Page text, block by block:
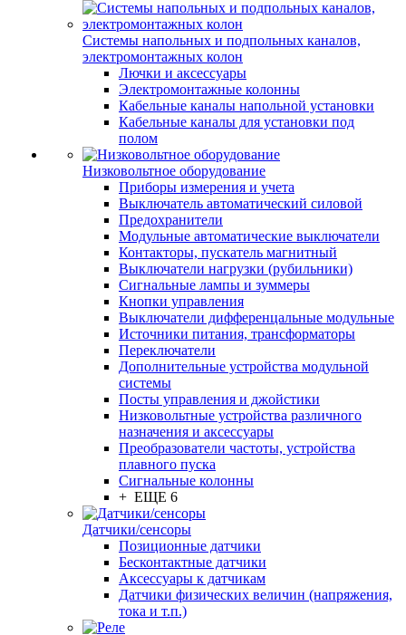
Системы напольных и подпольных каналов,
электромонтажных колон
Лючки и аксессуары
Электромонтажные колонны
Кабельные каналы напольной установки
Кабельные каналы для установки под
полом
Низковольтное оборудование
Приборы измерения и учета
Выключатель автоматический силовой
Предохранители
Модульные автоматические выключатели
Контакторы, пускатель магнитный
Выключатели нагрузки (рубильники)
Сигнальные лампы и зуммеры
Кнопки управления
Выключатели дифференцальные модульные
Источники питания, трансформаторы
Переключатели
Дополнительные устройства модульной
системы
Посты управления и джойстики
Низковольтные устройства различного
назначения и аксессуары
Преобразователи частоты, устройства
плавного пуска
Сигнальные колонны
+ ЕЩЕ 6
Датчики/сенсоры
Позиционные датчики
Бесконтактные датчики
Аксессуары к датчикам
Датчики физических величин (напряжения,
тока и т.п.)